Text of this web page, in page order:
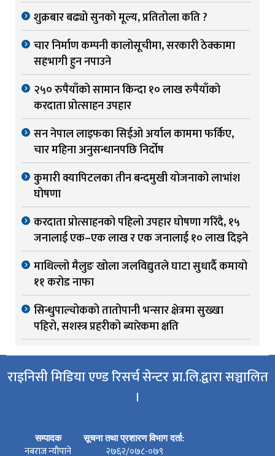
शुक्रबार बढ्यो सुनको मूल्य, प्रतितोला कति ?
चार निर्माण कम्पनी कालोसूचीमा, सरकारी ठेक्कामा
सहभागी हुन नपाउने
२५० रुपैयाँको सामान किन्दा १० लाख रुपैयाँको
करदाता प्रोत्साहन उपहार
सन नेपाल लाइफका सिईओ अर्याल काममा फर्किए,
चार महिना अनुसन्धानपछि निर्दोष
कुमारी क्यापिटलका तीन बन्दमुखी योजनाको लाभांश
घोषणा
करदाता प्रोत्साहनको पहिलो उपहार घोषणा गरिंदै, १५
जनालाई एक–एक लाख र एक जनालाई १० लाख दिइने
माथिल्लो मैलुङ खोला जलविद्युतले घाटा सुधार्दै कमायो
११ करोड नाफा
सिन्धुपाल्चोकको तातोपानी भन्सार क्षेत्रमा सुख्खा
पहिरो, सशस्त्र प्रहरीको ब्यारेकमा क्षति
राइनिसी मिडिया एण्ड रिसर्च सेन्टर प्रा.लि.द्वारा सञ्चालित
।
सम्पादक
नबराज न्यौपाने
सूचना तथा प्रशारण विभाग दर्ता:
२७६२/०७८-०७९